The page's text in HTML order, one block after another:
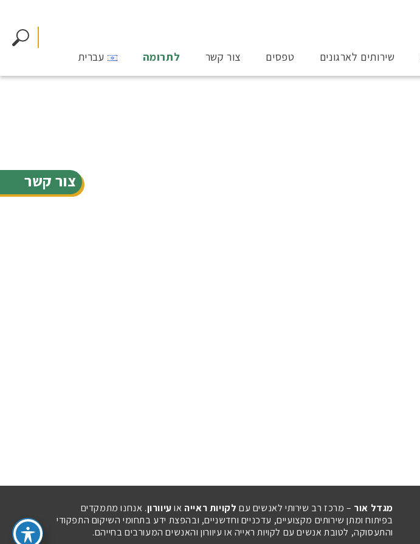
צור קשר
שירותים לארגונים טפסים צור קשר לתרומה עברית
מגדל אור – מרכז רב שירותי לאנשים עם לקויות ראייה אועיוורון. אנחנו מתמקדים
בפיתוח ומתן שירותים מקצועיים, עדכניים וחדשניים, ובהפצת ידע בתחומי השיקום התפקודי
והתעסוקה, לטובת אנשים עם לקויות ראייה או עיוורון והאנשים המעורבים בחייהם.